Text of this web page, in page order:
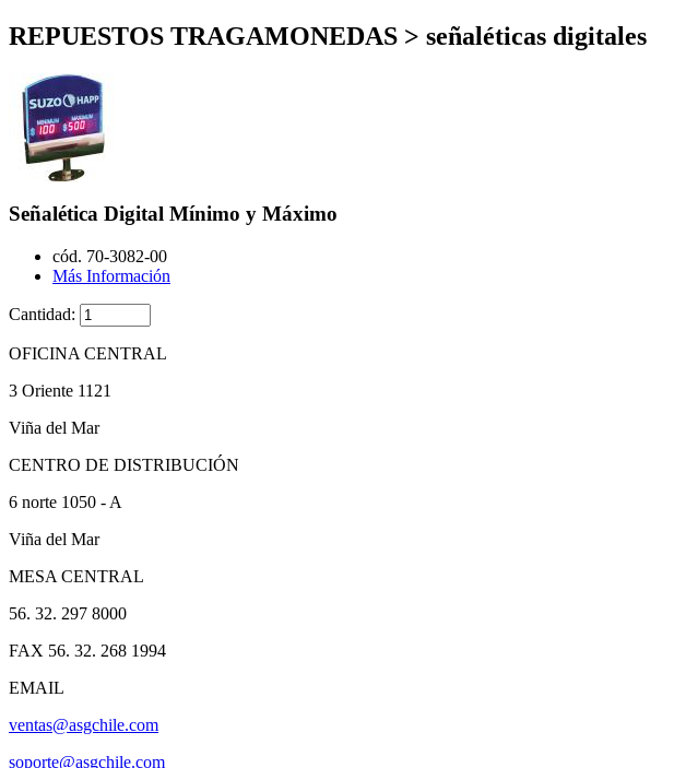
REPUESTOS TRAGAMONEDAS > señaléticas digitales
Señalética Digital Mínimo y Máximo
cód. 70-3082-00
Más Información
Cantidad:
OFICINA CENTRAL
3 Oriente 1121
Viña del Mar
CENTRO DE DISTRIBUCIÓN
6 norte 1050 - A
Viña del Mar
MESA CENTRAL
56. 32. 297 8000
FAX 56. 32. 268 1994
EMAIL
ventas@asgchile.com
soporte@asgchile.com